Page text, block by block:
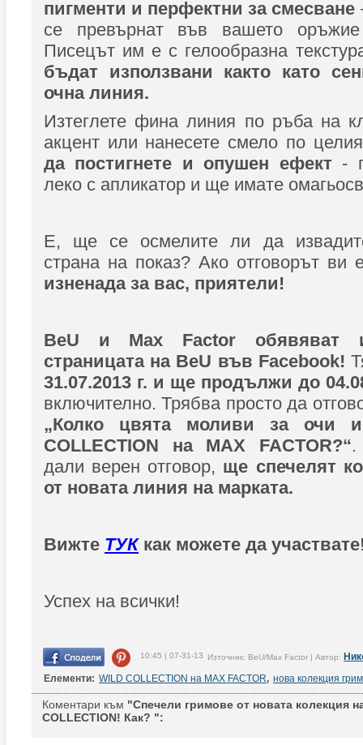
пигменти и перфектни за смесване
се превърнат във вашето
Писецът им е с гелообразна
бъдат използвани както като
очна линия.
Изтеглете фина линия по ръба на
акцент или нанесете смело по
да постигнете и опушен ефект-
леко с апликатор и ще имате
Е, ще се осмелите ли да
страна на показ? Ако отговорът ви
изненада за вас, приятели!
BeU и Max Factor обявяват
страницата на BeU във Facebook!
31.07.2013 г. и ще продължи до
включително. Трябва просто да
„Колко цвята моливи за очи
COLLECTION на MAX FACTOR?“.
дали верен отговор, ще спечелят
от новата линия на марката.
Вижте ТУКкак можете да участвате
Успех на всички!
10:45 | 07-31-13 Източник: BeU/Max Factor | Автор:
Елементи: WILD COLLECTION на MAX FACTOR, нова колекция грим
Коментари към "Спечели гримове от новата колекция
COLLECTION! Как? ":